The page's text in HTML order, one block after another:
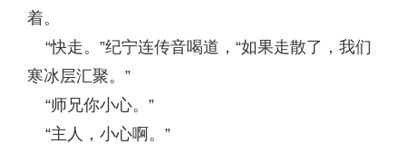
着。
“快走。”纪宁连传音喝道，“如果走散了，我们
寒冰层汇聚。”
“师兄你小心。”
“主人，小心啊。”